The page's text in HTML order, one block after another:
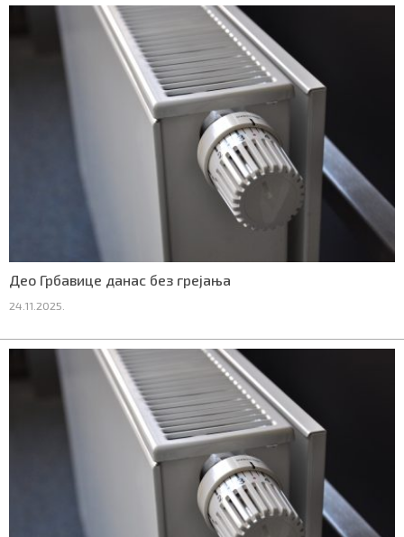
Део Грбавице данас без грејања
24.11.2025.
ПРЕУЗМИТЕ НАШУ АПЛИКАЦИЈУ